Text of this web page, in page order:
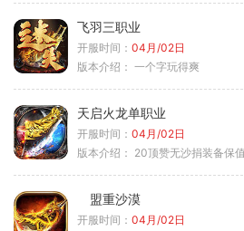
飞羽三职业
开服时间： 04月/02日
版本介绍： 一个字玩得爽
天启火龙单职业
开服时间： 04月/02日
版本介绍： 20顶赞无沙捐装备保
盟重沙漠
开服时间： 04月/02日